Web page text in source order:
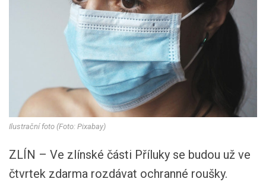
Ilustrační foto (Foto: Pixabay)
ZLÍN – Ve zlínské části Příluky se budou už ve
čtvrtek zdarma rozdávat ochranné roušky.